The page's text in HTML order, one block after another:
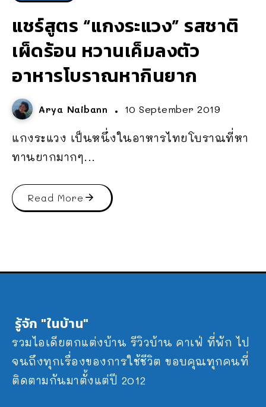
แชร์สูตร “แกงระแวง” รสชาติ
เผ็ดร้อน หวานเค็มลงตัว
อาหารโบราณหากินยาก
Arya Naibann 10 September 2019
แกงระแวง เป็นหนึ่งในอาหารไทยโบราณที่หา
ทานยากมากๆ...
Read More
รู้จัก "ในบ้าน"
รวมไอเดียตกแต่งบ้าน รีวิวบ้าน คาเฟ่ ที่พัก ไป
จนถึงทุกเรื่องของการใช้ชีวิต ขอบคุณทุกคนที่
ติดตามกันมาตั้งแต่ปี 2012